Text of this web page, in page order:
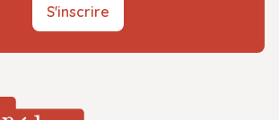
S'inscrire